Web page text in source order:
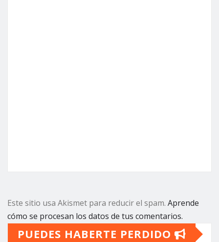
Este sitio usa Akismet para reducir el spam. Aprende
cómo se procesan los datos de tus comentarios.
PUEDES HABERTE PERDIDO